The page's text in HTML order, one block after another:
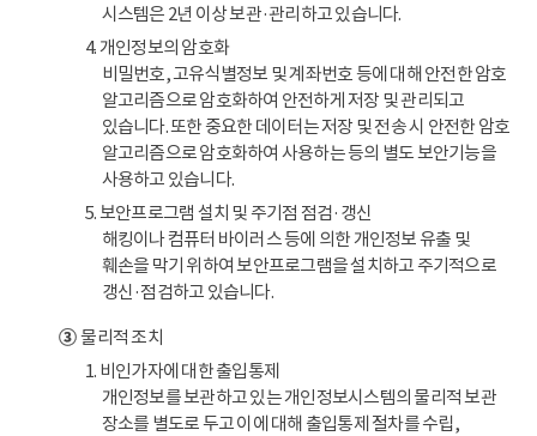
시스템은 2년 이상 보관·관리하고 있습니다.
4. 개인정보의 암호화
비밀번호, 고유식별정보 및 계좌번호 등에 대해 안전한 암호
알고리즘으로 암호화하여 안전하게 저장 및 관리되고
있습니다. 또한 중요한 데이터는 저장 및 전송 시 안전한 암호
알고리즘으로 암호화하여 사용하는 등의 별도 보안기능을
사용하고 있습니다.
5. 보안프로그램 설치 및 주기점 점검·갱신
해킹이나 컴퓨터 바이러스 등에 의한 개인정보 유출 및
훼손을 막기 위하여 보안프로그램을 설치하고 주기적으로
갱신·점검하고 있습니다.
③물리적 조치
1. 비인가자에 대한 출입통제
개인정보를 보관하고 있는 개인정보시스템의 물리적 보관
장소를 별도로 두고 이에 대해 출입통제 절차를 수립,